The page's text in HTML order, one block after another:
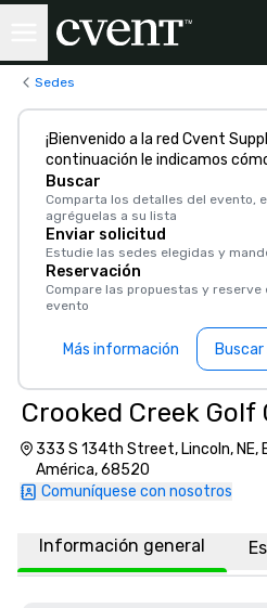
Sedes
¡Bienvenido a la red Cvent
continuación le indicamos
Buscar
Comparta los detalles del evento,
agréguelas a su lista
Enviar solicitud
Estudie las sedes elegidas y
Reservación
Compare las propuestas y reserve
evento
Más información
Crooked Creek Golf
333 S 134th Street, Lincoln, NE,
América, 68520
Comuníquese con nosotros
Información general